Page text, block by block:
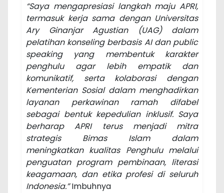
“Saya mengapresiasi langkah maju APRI,
termasuk kerja sama dengan Universitas
Ary Ginanjar Agustian (UAG) dalam
pelatihan konseling berbasis AI dan public
speaking yang membentuk karakter
penghulu agar lebih empatik dan
komunikatif, serta kolaborasi dengan
Kementerian Sosial dalam menghadirkan
layanan perkawinan ramah difabel
sebagai bentuk kepedulian inklusif. Saya
berharap APRI terus menjadi mitra
strategis Bimas Islam dalam
meningkatkan kualitas Penghulu melalui
penguatan program pembinaan, literasi
keagamaan, dan etika profesi di seluruh
Indonesia.”Imbuhnya